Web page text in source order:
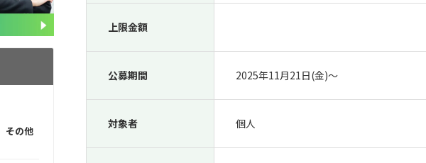
その他
上限金額
公募期間 2025年11月21日(金)〜
対象者 個人